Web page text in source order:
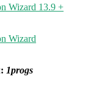
Wizard 13.9 +
Wizard
1progs